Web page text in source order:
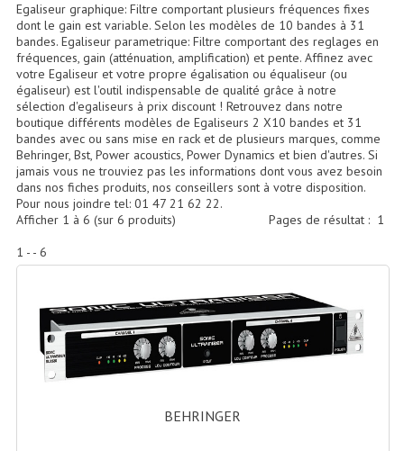
CATÉGORIES
Sonorisation
Accessoires Pieds Cellules Diamants
Accessoires Enceintes
Accessoires Micro, Pieds De Régie
Pieds D'enceintes
Selecteurs Audio Vidéo
Amplificateurs
Amplificateurs Multi-Canaux
Egaliseur graphique: Filtre comportant plusieurs fréquences fixes
dont le gain est variable. Selon les modèles de 10 bandes à 31
bandes. Egaliseur parametrique: Filtre comportant des reglages en
fréquences, gain (atténuation, amplification) et pente. Affinez avec
votre Egaliseur et votre propre égalisation ou équaliseur (ou
égaliseur) est l'outil indispensable de qualité grâce à notre
sélection d'egaliseurs à prix discount ! Retrouvez dans notre
boutique différents modèles de Egaliseurs 2 X10 bandes et 31
bandes avec ou sans mise en rack et de plusieurs marques, comme
Behringer, Bst, Power acoustics, Power Dynamics et bien d'autres. Si
jamais vous ne trouviez pas les informations dont vous avez besoin
dans nos fiches produits, nos conseillers sont à votre disposition.
Pour nous joindre tel: 01 47 21 62 22.
Pages de résultat : 1
Afficher 1 à 6 (sur 6 produits)
1 - - 6
BEHRINGER